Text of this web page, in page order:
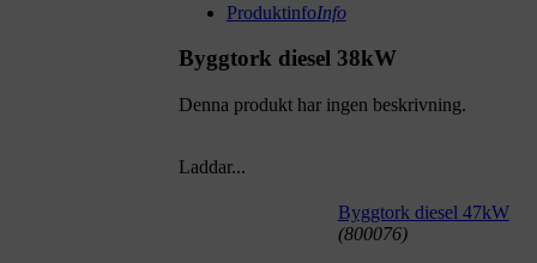
ProduktinfoInfo
Byggtork diesel 38kW
Denna produkt har ingen beskrivning.
Laddar...
Byggtork diesel 47kW
(800076)